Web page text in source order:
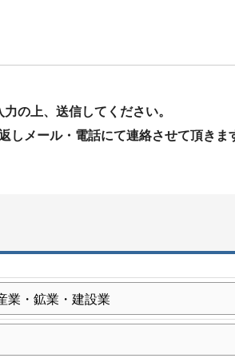
の上、送信してください。
しメール・電話にて連絡させて頂きま